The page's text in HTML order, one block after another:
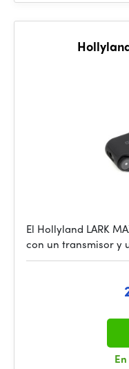
El Hollyland LARK
con un transmisor y